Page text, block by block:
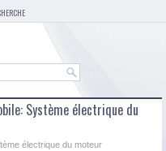
Système électrique du
électrique du moteur